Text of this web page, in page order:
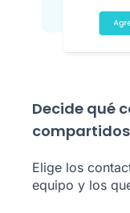
Decide qué
compartidos
Elige los
equipo y los